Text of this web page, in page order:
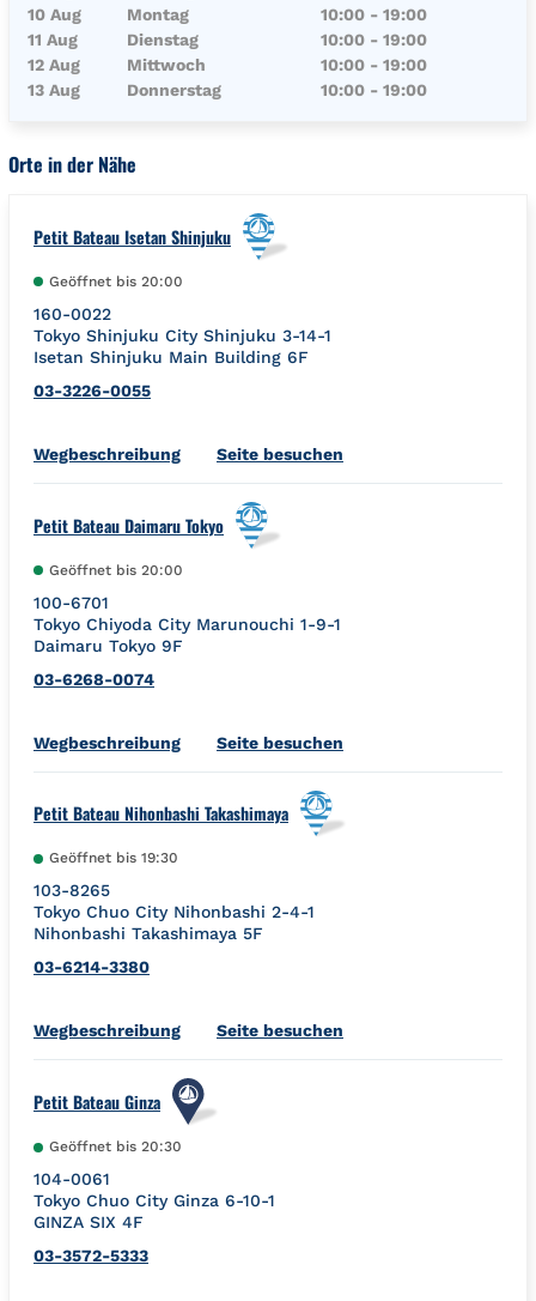
10 Aug
Montag 10:00 - 19:00
11 Aug
Dienstag 10:00 - 19:00
12 Aug
Mittwoch 10:00 - 19:00
13 Aug
Donnerstag 10:00 - 19:00
Orte in der Nähe
Petit Bateau Isetan Shinjuku
Geöffnet bis 20:00
160-0022
Tokyo Shinjuku City Shinjuku 3-14-1
Isetan Shinjuku Main Building 6F
03-3226-0055
WegbeschreibungLink Opens in New Tab
Seite besuchen
Petit Bateau Daimaru Tokyo
Geöffnet bis 20:00
100-6701
Tokyo Chiyoda City Marunouchi 1-9-1
Daimaru Tokyo 9F
03-6268-0074
WegbeschreibungLink Opens in New Tab
Seite besuchen
Petit Bateau Nihonbashi Takashimaya
Geöffnet bis 19:30
103-8265
Tokyo Chuo City Nihonbashi 2-4-1
Nihonbashi Takashimaya 5F
03-6214-3380
WegbeschreibungLink Opens in New Tab
Seite besuchen
Petit Bateau Ginza
Geöffnet bis 20:30
104-0061
Tokyo Chuo City Ginza 6-10-1
GINZA SIX 4F
03-3572-5333